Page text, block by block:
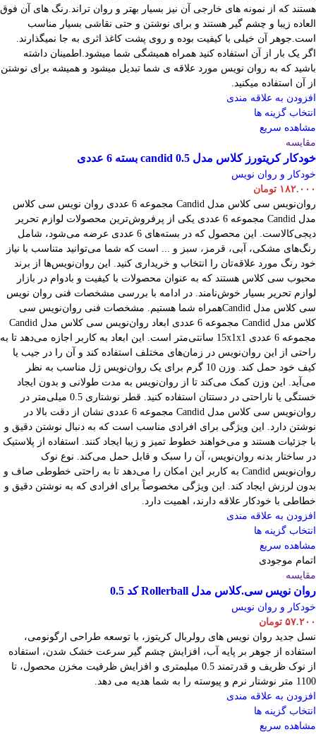
هستند که از نمونه های خارجی آن نیز بسیار بهتر و روان تراند.رنگ های آن فوق
العاده زیبا و چشم گیر هستند و برای نوشتن و حتی نقاشی بسیار مناسب
است.جوهر آن خیلی با کیفیت بوده و روی پشت کاغذ اثری به جا نمیگذارند.
اگر یک بار از آن استفاده کنید همراه همیشگی شما میشود.اطمینان داشته
باشید که به روان نویس مورد علاقه ی شما تبدیل میشود و همیشه برای نوشتن
از آن استفاده میکنید.
افزودن به علاقه مندی
انتخاب گزینه ها
مشاهده سریع
مقایسه
خودکار کریتورز کلاس مدل candid 0.5 بسته 6 عددی
خودکار و روان نویس
۱۸۲.۰۰۰ تومان
روان‌نویس سی کلاس مدل Candid مجموعه 6 عددی روان نویس سی کلاس
مدل Candid مجموعه 6 عددی یکی از پرفروش‌ترین محصولات لوازم تحریر
دیجی‌کالاست. این محصول که در بسته‌های 6 عددی عرضه می‌شود، شامل
رنگ‌های مشکی، آبی، قرمز، سبز و ... است که شما می‌توانید متناسب با نیاز
خود رنگ مورد علاقه‌تان را انتخاب و خریداری کنید. این روان‌نویس‌ها از برند
محبوب سی کلاس هستند که به عنوان محصولات با کیفیت و بادوام در بازار
لوازم تحریر بسیار خوش‌نامند. در ادامه با بررسی مشخصات فنی روان نویس
سی کلاس مدل Candidهمراه شما هستیم. مشخصات فنی روان‌نویس سی
کلاس مدل Candid مجموعه 6 عددی ابعاد روان‌نویس سی کلاس مدل Candid
مجموعه 6 عددی 15x1x1 سانتی‌متر است. این ابعاد به کاربر اجازه می‌دهد تا به
راحتی از این روان‌نویس در زمان‌های مختلف استفاده کند و آن را در جیب یا
کیف خود حمل کند. وزن 10 گرم برای یک روان‌نویس ژل مناسب به نظر
می‌آید. این وزن کمک می‌کند تا از روان‌نویس به مدت طولانی و بدون ایجاد
خستگی یا ناراحتی در دستتان استفاده کنید. قطر نوشتاری 0.5 میلی‌متر در
روان‌نویس سی کلاس مدل Candid مجموعه 6 عددی نشان از دقت بالا در
نوشتن دارد. این ویژگی برای افرادی مناسب است که به دنبال نوشتن دقیق و
با جزئیات هستند و می‌خواهند خطوط تمیز و زیبا ایجاد کنند. استفاده از پلاستیک
در ساختار بدنه روان‌نویس، آن را سبک و قابل حمل می‌کند. نوع نوک
روان‌نویس Candid به کاربر این امکان را می‌دهد تا به راحتی خطوطی صاف و
بدون لرزش ایجاد کند. این ویژگی مخصوصاً برای افرادی که به نوشتن دقیق و
خطاطی با خودکار علاقه دارند، اهمیت دارد.
افزودن به علاقه مندی
انتخاب گزینه ها
مشاهده سریع
اتمام موجودی
مقایسه
روان نویس سی.کلاس مدل Rollerball کد 0.5
خودکار و روان نویس
۵۷.۲۰۰ تومان
نسل جدید روان نویس های رولربال کریتوز، با توسعه طراحی ارگونومی،
استفاده از جوهر بر پایه آب، افزایش چشم گیر سرعت خشک شدن، استفاده
از نوک ظریف و قدرتمند 0.5 میلیمتری و افزایش ظرفیت مخزن محصول، تا
1100 متر نوشتار نرم و پیوسته را به شما هدیه می دهد.
افزودن به علاقه مندی
انتخاب گزینه ها
مشاهده سریع